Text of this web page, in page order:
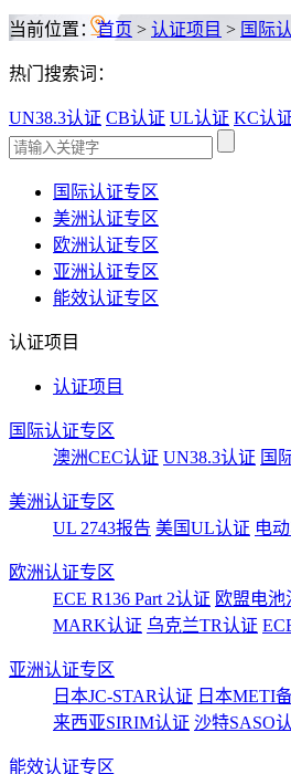
当前位置：首页 > 认证项目 > 国际
热门搜索词：
UN38.3认证 CB认证 UL认证 KC认
国际认证专区
美洲认证专区
欧洲认证专区
亚洲认证专区
能效认证专区
认证项目
认证项目
国际认证专区
澳洲CEC认证 UN38.3认证 国
美洲认证专区
UL 2743报告 美国UL认证 电
欧洲认证专区
ECE R136 Part 2认证 欧盟电池
MARK认证 乌克兰TR认证
亚洲认证专区
日本JC-STAR认证 日本METI
来西亚SIRIM认证 沙特SASO
能效认证专区